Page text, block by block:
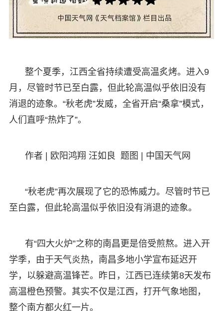
整个夏季，江西全省持续遭受高温炙烤。进入9
月，尽管时节已至白露，但此轮高温似乎依旧没有
消退的迹象。“秋老虎”发威，全省开启“桑拿”模式，
人们直呼“热炸了”。
作者 | 欧阳鸿翔 汪如良 题图 | 中国天气网
“秋老虎”再次展现了它的恐怖威力。尽管时节已
至白露，但此轮高温似乎依旧没有消退的迹象。
有“四大火炉”之称的南昌更是倍受煎熬。进入开
学季，由于天气炎热，南昌多地小学宣布延迟开
学，以躲避高温锋芒。昨日，江西已连续第8天发布
高温橙色预警。其实不仅是江西，打开气象地图，
整个南方都火红一片。